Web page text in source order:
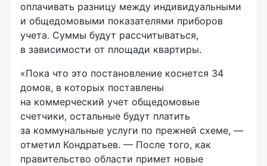
оплачивать разницу между индивидуальными
и общедомовыми показателями приборов
учета. Суммы будут рассчитываться,
в зависимости от площади квартиры.
«Пока что это постановление коснется 34
домов, в которых поставлены
на коммерческий учет общедомовые
счетчики, остальные будут платить
за коммунальные услуги по прежней схеме, —
отметил Кондратьев. — После того, как
правительство области примет новые